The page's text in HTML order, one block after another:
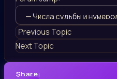
Previous Topic
Next Topic
Share: